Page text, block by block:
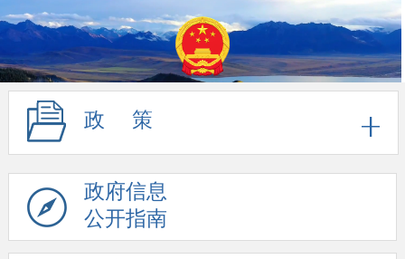
政 策
政府信息
公开指南